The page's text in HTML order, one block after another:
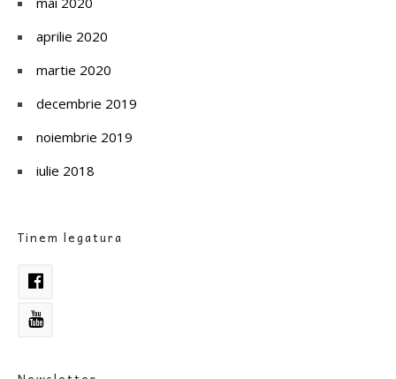
aprilie 2020
martie 2020
decembrie 2019
noiembrie 2019
iulie 2018
Tinem legatura